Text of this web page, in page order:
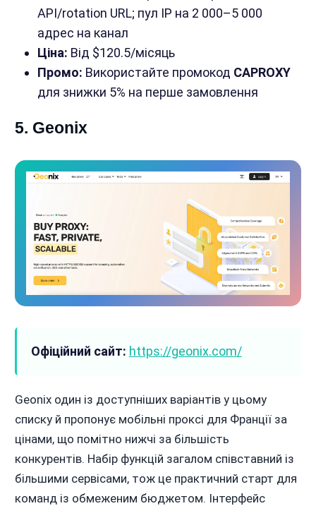
API/rotation URL; пул IP на 2 000–5 000
адрес на канал
Ціна: Від $120.5/місяць
Промо: Використайте промокод CAPROXY
для знижки 5% на перше замовлення
5. Geonix
Офіційний сайт: https://geonix.com/
Geonix один із доступніших варіантів у цьому
списку й пропонує мобільні проксі для Франції за
цінами, що помітно нижчі за більшість
конкурентів. Набір функцій загалом співставний із
більшими сервісами, тож це практичний старт для
команд із обмеженим бюджетом. Інтерфейс